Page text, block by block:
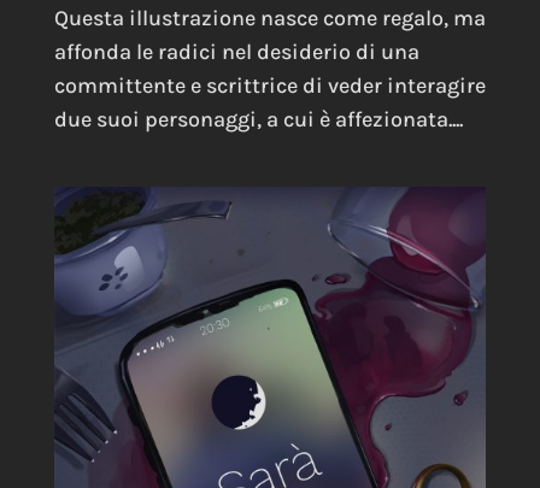
Questa illustrazione nasce come regalo, ma
affonda le radici nel desiderio di una
committente e scrittrice di veder interagire
due suoi personaggi, a cui è affezionata....